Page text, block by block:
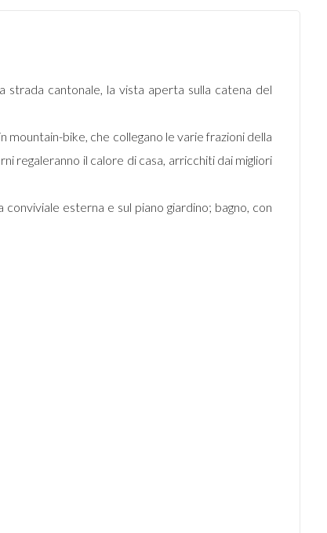
strada cantonale, la vista aperta sulla catena del
mountain-bike, che collegano le varie frazioni della
regaleranno il calore di casa, arricchiti dai migliori
esterna e sul piano giardino; bagno, con